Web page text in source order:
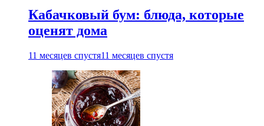
Кабачковый бум: блюда, которые
оценят дома
11 месяцев спустя11 месяцев спустя